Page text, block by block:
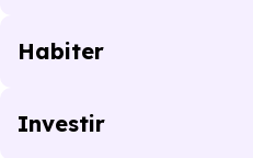
Habiter
Investir